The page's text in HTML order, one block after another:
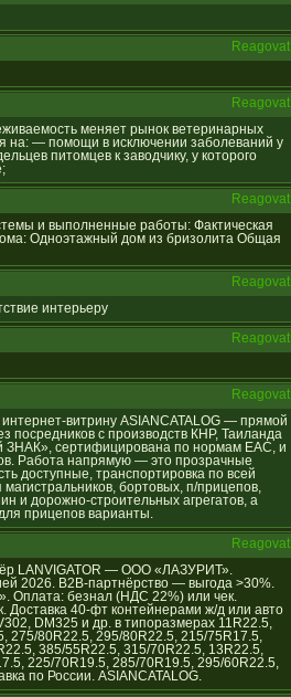
Reagovat
Reagovat
меняет рынок ветеринарных
на: — помощи в исключении заболеваний у
питомцев к заводчику, у которого
Reagovat
и выполненные работы: Фактическая
Одноэтажный дом из бризолита Общая
Reagovat
интерьеру
Reagovat
Reagovat
витрину ASIANCATALOG — прямой
посредников с производств КНР, Таиланда
ЗНАК», сертифицирована по нормам ЕАС, и
Работа напрямую — это прозрачные
доступные, транспортировка по всей
бортовых, п/прицепов,
и дорожно-строительных агрегатов, а
прицепов варианты.
Reagovat
LANVIGATOR — ООО «ЛАЗУРИТ».
2026. B2B-партнёрство — выгода >30%.
Оплата: безнал (НДС 22%) или чек.
Доставка 40-фт контейнерами ж/д или авто
DM325 и др. в типоразмерах 11R22.5,
275/80R22.5, 295/80R22.5, 215/75R17.5,
385/55R22.5, 315/70R22.5, 13R22.5,
225/70R19.5, 285/70R19.5, 295/60R22.5,
по России. ASIANCATALOG.